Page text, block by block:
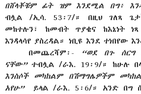
በሸላቾቹም ፊት ዝም እንደሚል በግ፥
ብሏል
/ኢሳ. 53፡7/። በዚህ ገለጻ
መከተሉን፣ ከመብት ጥያቄና ከእኔነት
እንዳላሳየ ያስረዳል። ነቢዩ እንደ ተነበየው
በመጨረሻም፡-
“ወደ በጉ
ናቸው” ተብሏል /ራእ. 19፡9/። ከሁሉ
እንስሶች መካከልም በሽማግሌዎችም
አየሁ”
ይላል /ራእ. 5፡6/። አንድ በግ